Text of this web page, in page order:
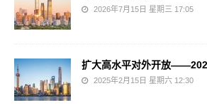
2026年7月15日 星期三 17:05
扩大高水平对外开放
2025年2月15日 星期六 12:30